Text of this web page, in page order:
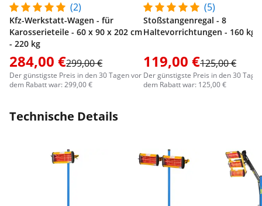
(2)
Kfz-Werkstatt-Wagen - für
Karosserieteile - 60 x 90 x 202 cm
- 220 kg
284,00 €299,00 €
Der günstigste Preis in den 30 Tagen vor
dem Rabatt war: 299,00 €
(5)
Stoßstangenregal - 8
Haltevorrichtungen - 160 kg
119,00 €125,00 €
Der günstigste Preis in den 30
dem Rabatt war: 125,00 €
Technische Details